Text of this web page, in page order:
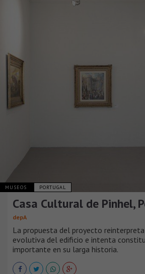
MUSEOS PORTUGAL
Casa Cultural de Pinhel,
depA
La propuesta del proyecto
evolutiva del edificio e intenta
importante en su larga historia.